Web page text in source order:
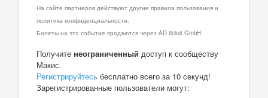
На сайте партнеров действуют другие правила пользования и
политика конфиденциальности.
Билеты на это событие продаются через AD ticket GmbH.
Получите неограниченный доступ к сообществу
Макис.
Регистрируйтесь бесплатно всего за 10 секунд!
Зарегистрированные пользователи могут: